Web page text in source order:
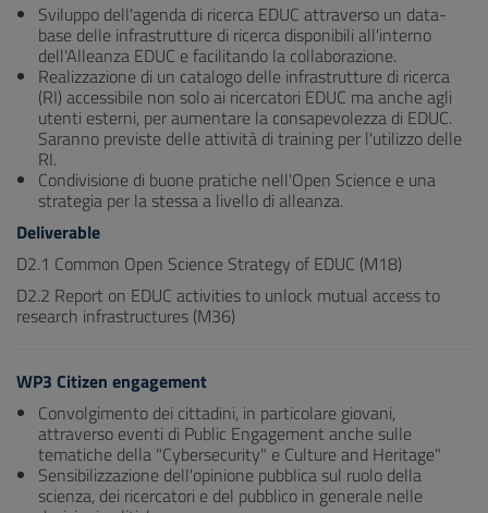
Sviluppo dell'agenda di ricerca EDUC attraverso un data-
base delle infrastrutture di ricerca disponibili all'interno
dell'Alleanza EDUC e facilitando la collaborazione.
Realizzazione di un catalogo delle infrastrutture di ricerca
(RI) accessibile non solo ai ricercatori EDUC ma anche agli
utenti esterni, per aumentare la consapevolezza di EDUC.
Saranno previste delle attività di training per l'utilizzo delle
RI.
Condivisione di buone pratiche nell'Open Science e una
strategia per la stessa a livello di alleanza.
Deliverable
D2.1 Common Open Science Strategy of EDUC (M18)
D2.2 Report on EDUC activities to unlock mutual access to
research infrastructures (M36)
WP3 Citizen engagement
Convolgimento dei cittadini, in particolare giovani,
attraverso eventi di Public Engagement anche sulle
tematiche della "Cybersecurity" e Culture and Heritage"
Sensibilizzazione dell'opinione pubblica sul ruolo della
scienza, dei ricercatori e del pubblico in generale nelle